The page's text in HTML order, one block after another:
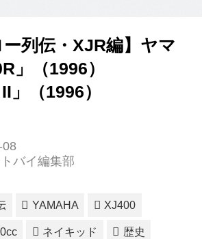
ー列伝・XJR編】ヤマ
」（1996）
」（1996）
08
バイ編集部
YAMAHA XJ400
ネイキッド 歴史